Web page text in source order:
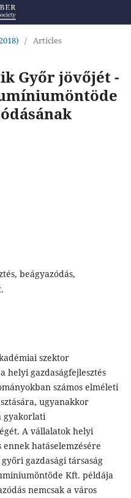
/ Articles
Győr jövőjét -
beágyazódás,
szektor
helyi gazdaságfejlesztés
számos elméleti
ugyanakkor
gyakorlati
A vállalatok helyi
hatáselemzésére
gazdasági társaság
Kft. példája
nemcsak a város